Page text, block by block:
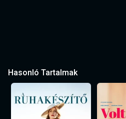
Hasonló Tartalmak